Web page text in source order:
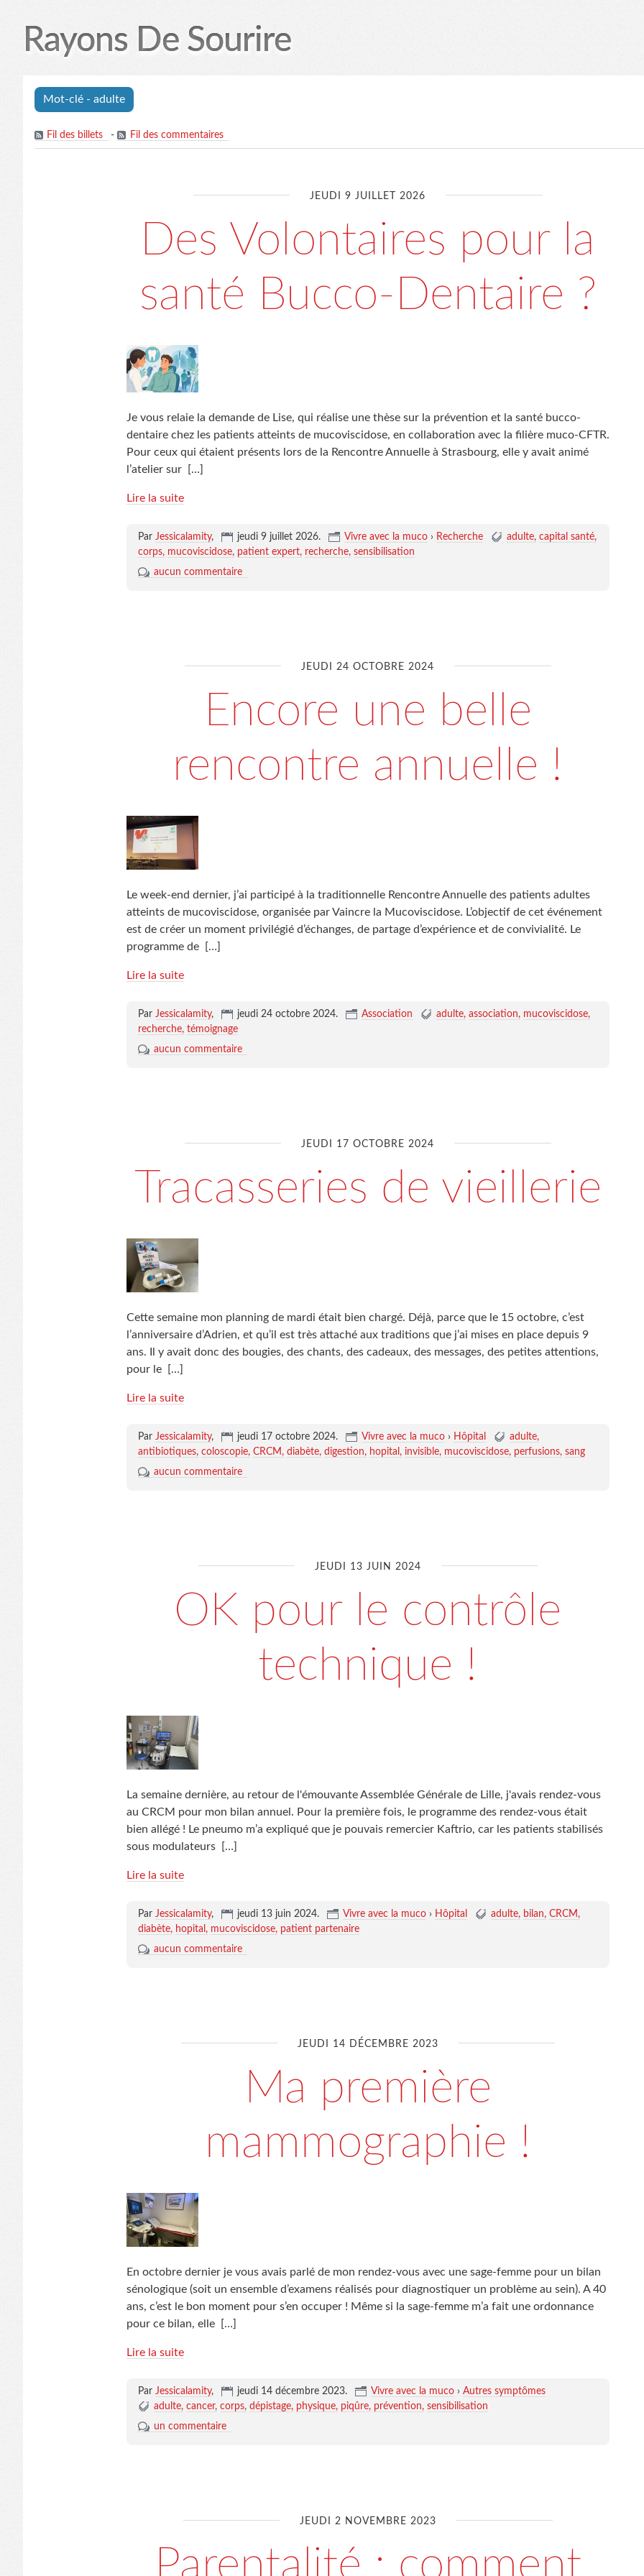
Rayons De Sourire
Mot-clé - adulte
Fil des billets - Fil des commentaires
JEUDI 9 JUILLET 2026
Des Volontaires pour la
santé Bucco-Dentaire ?
Je vous relaie la demande de Lise, qui réalise une thèse sur la prévention et la santé bucco-
dentaire chez les patients atteints de mucoviscidose, en collaboration avec la filière muco-CFTR.
Pour ceux qui étaient présents lors de la Rencontre Annuelle à Strasbourg, elle y avait animé
l’atelier sur
[…]
Lire la suite
Par Jessicalamity, jeudi 9 juillet 2026. Vivre avec la muco› Recherche adulte capital santé
corps mucoviscidose patient expert recherche sensibilisation
aucun commentaire
JEUDI 24 OCTOBRE 2024
Encore une belle
rencontre annuelle !
Le week-end dernier, j’ai participé à la traditionnelle Rencontre Annuelle des patients adultes
atteints de mucoviscidose, organisée par Vaincre la Mucoviscidose. L’objectif de cet événement
est de créer un moment privilégié d’échanges, de partage d’expérience et de convivialité. Le
programme de
[…]
Lire la suite
Par Jessicalamity, jeudi 24 octobre 2024. Association adulte association
mucoviscidose
recherche témoignage
aucun commentaire
JEUDI 17 OCTOBRE 2024
Tracasseries de vieillerie
Cette semaine mon planning de mardi était bien chargé. Déjà, parce que le 15 octobre, c’est
l’anniversaire d’Adrien, et qu’il est très attaché aux traditions que j’ai mises en place depuis 9
ans. Il y avait donc des bougies, des chants, des cadeaux, des messages, des petites attentions,
pour le
[…]
Lire la suite
Par Jessicalamity, jeudi 17 octobre 2024. Vivre avec la muco› Hôpital
adulte
antibiotiques coloscopie CRCM diabète digestion hopital invisible mucoviscidose perfusions sang
aucun commentaire
JEUDI 13 JUIN 2024
OK pour le contrôle
technique !
La semaine dernière, au retour de l'émouvante Assemblée Générale de Lille, j'avais rendez-vous
au CRCM pour mon bilan annuel. Pour la première fois, le programme des rendez-vous était
bien allégé ! Le pneumo m’a expliqué que je pouvais remercier Kaftrio, car les patients stabilisés
sous modulateurs
[…]
Lire la suite
Par Jessicalamity, jeudi 13 juin 2024. Vivre avec la muco› Hôpital adulte bilan CRCM
diabète
hopital mucoviscidose patient partenaire
aucun commentaire
JEUDI 14 DÉCEMBRE 2023
Ma première
mammographie !
En octobre dernier je vous avais parlé de mon rendez-vous avec une sage-femme pour un bilan
sénologique (soit un ensemble d’examens réalisés pour diagnostiquer un problème au sein). A 40
ans, c’est le bon moment pour s’en occuper ! Même si la sage-femme m’a fait une ordonnance
pour ce bilan, elle
[…]
Lire la suite
Par Jessicalamity, jeudi 14 décembre 2023. Vivre avec la muco› Autres symptômes
adulte cancer corps dépistage physique piqûre prévention sensibilisation
un commentaire
JEUDI 2 NOVEMBRE 2023
Parentalité : comment